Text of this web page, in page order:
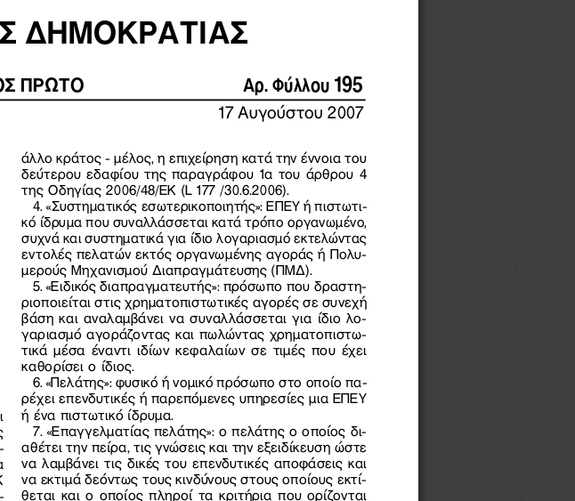
ΔΗΜΟΚΡΑΤΙΑΣ
ΠΡΩΤΟ Αρ. Φύλλου 195
17 Αυγούστου 2007
άλλο κράτος − μέλος, η επιχείρηση κατά την έννοια του
δεύτερου εδαφίου της παραγράφου 1α του άρθρου 4
της Οδηγίας 2006/48/ΕΚ (L 177 /30.6.2006).
4. «Συστηματικός εσωτερικοποιητής»: ΕΠΕΥ ή πιστωτι−
κό ίδρυμα που συναλλάσσεται κατά τρόπο οργανωμένο,
συχνά και συστηματικά για ίδιο λογαριασμό εκτελώντας
εντολές πελατών εκτός οργανωμένης αγοράς ή Πολυ−
μερούς Μηχανισμού Διαπραγμάτευσης (ΠΜΔ).
5. «Ειδικός διαπραγματευτής»: πρόσωπο που δραστη−
ριοποιείται στις χρηματοπιστωτικές αγορές σε συνεχή
βάση και αναλαμβάνει να συναλλάσσεται για ίδιο λο−
γαριασμό αγοράζοντας και πωλώντας χρηματοπιστω−
τικά μέσα έναντι ιδίων κεφαλαίων σε τιμές που έχει
καθορίσει ο ίδιος.
6. «Πελάτης»: φυσικό ή νομικό πρόσωπο στο οποίο πα−
ρέχει επενδυτικές ή παρεπόμενες υπηρεσίες μια ΕΠΕΥ
ή ένα πιστωτικό ίδρυμα.
7. «Επαγγελματίας πελάτης»: ο πελάτης ο οποίος δι−
αθέτει την πείρα, τις γνώσεις και την εξειδίκευση ώστε
να λαμβάνει τις δικές του επενδυτικές αποφάσεις και
να εκτιμά δεόντως τους κινδύνους στους οποίους εκτί−
θεται και ο οποίος πληροί τα κριτήρια που ορίζονται